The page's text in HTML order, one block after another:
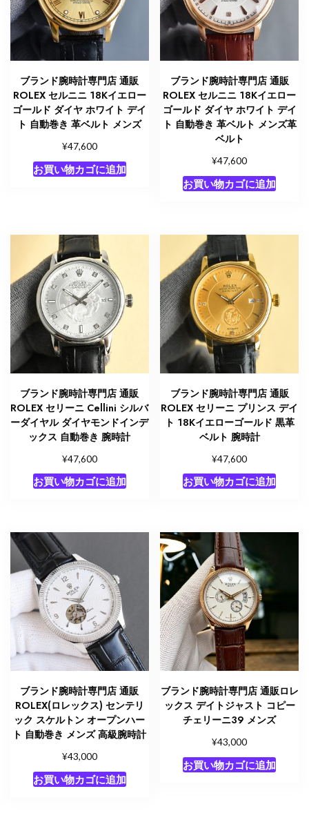
ブランド腕時計専門店 通販
ROLEX セルニニ 18Kイエロー
ゴールド ダイヤ ホワイト デイ
ト 自動巻き 革ベルト メンズ
¥47,600
お買い物カゴに追加
ブランド腕時計専門店 通販
ROLEX セルニニ 18Kイエロー
ゴールド ダイヤ ホワイト デイ
ト 自動巻き 革ベルト メンズ革
ベルト
¥47,600
お買い物カゴに追加
ブランド腕時計専門店 通販
ROLEX セリーニ Cellini シルバ
ーダイヤル ダイヤモンドインデ
ックス 自動巻き 腕時計
¥47,600
お買い物カゴに追加
ブランド腕時計専門店 通販
ROLEX セリーニ プリンス デイ
ト 18Kイエローゴールド 黒革
ベルト 腕時計
¥47,600
お買い物カゴに追加
ブランド腕時計専門店 通販
ROLEX(ロレックス) センテリ
ック スケルトン オープンハー
ト 自動巻き メンズ 高級腕時計
¥43,000
お買い物カゴに追加
ブランド腕時計専門店 通販ロレ
ックス デイトジャスト コピー
チェリーニ39 メンズ
¥43,000
お買い物カゴに追加